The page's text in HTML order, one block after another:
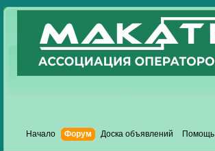
Начало Форум Доска объявлений Помощь